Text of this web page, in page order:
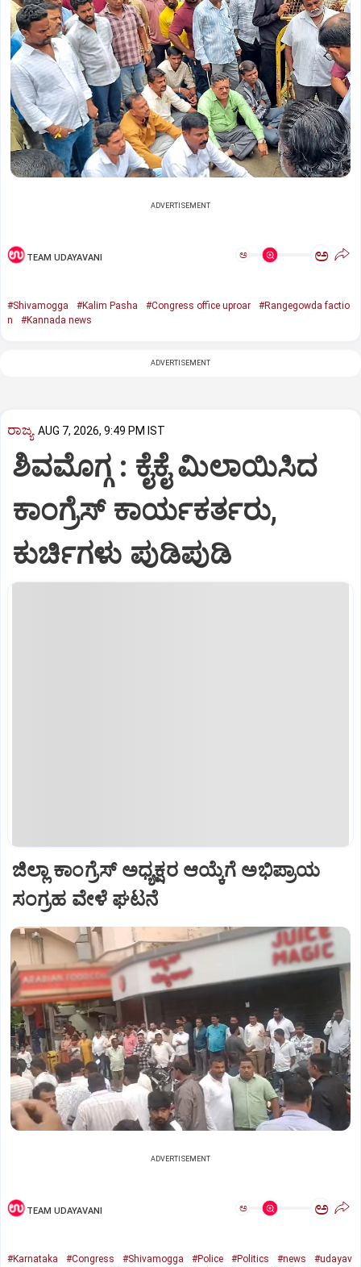
ADVERTISEMENT
TEAM UDAYAVANI ಅ ಅ
#Shivamogga #Kalim Pasha #Congress office uproar
#Rangegowda factio
n
#Kannada news
ADVERTISEMENT
ರಾಜ್ಯ AUG 7, 2026, 9:49 PM IST
ಶಿವಮೊಗ್ಗ : ಕೈಕೈ ಮಿಲಾಯಿಸಿದ
ಕಾಂಗ್ರೆಸ್ ಕಾರ್ಯಕರ್ತರು,
ಕುರ್ಚಿಗಳು ಪುಡಿಪುಡಿ
ಜಿಲ್ಲಾ ಕಾಂಗ್ರೆಸ್ ಅಧ್ಯಕ್ಷರ ಆಯ್ಕೆಗೆ ಅಭಿಪ್ರಾಯ
ಸಂಗ್ರಹ ವೇಳೆ ಘಟನೆ
ADVERTISEMENT
TEAM UDAYAVANI ಅ ಅ
#Karnataka #Congress #Shivamogga #Police #Politics #news
#udayav